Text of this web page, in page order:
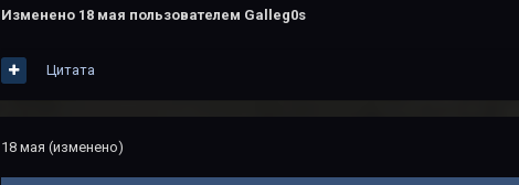
Изменено 18 мая пользователем Galleg0s
Цитата
18 мая (изменено)